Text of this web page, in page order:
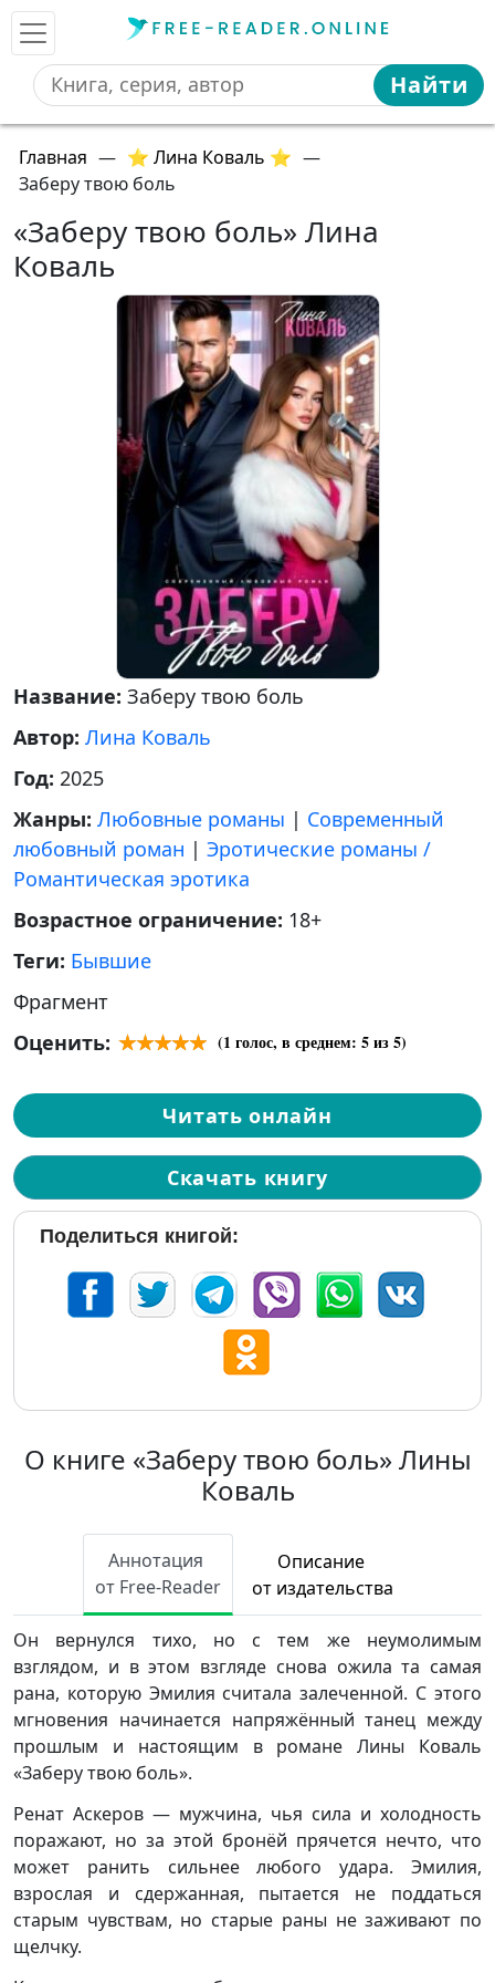
Найти
Главная — ⭐ Лина Коваль ⭐ —
Заберу твою боль
«Заберу твою боль» Лина
Коваль
Название: Заберу твою боль
Автор: Лина Коваль
Год: 2025
Жанры: Любовные романы | Современный
любовный роман | Эротические романы /
Романтическая эротика
Возрастное ограничение: 18+
Теги: Бывшие
Фрагмент
Оценить:
(1 голос, в среднем: 5из 5)
Читать онлайн
Скачать книгу
Поделиться книгой:
О книге «Заберу твою боль» Лины
Коваль
Аннотация
от Free-Reader
Описание
от издательства
Он вернулся тихо, но с тем же неумолимым
взглядом, и в этом взгляде снова ожила та самая
рана, которую Эмилия считала залеченной. С этого
мгновения начинается напряжённый танец между
прошлым и настоящим в романе Лины Коваль
«Заберу твою боль».
Ренат Аскеров — мужчина, чья сила и холодность
поражают, но за этой бронёй прячется нечто, что
может ранить сильнее любого удара. Эмилия,
взрослая и сдержанная, пытается не поддаться
старым чувствам, но старые раны не заживают по
щелчку.